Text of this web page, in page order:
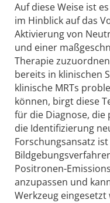
Auf diese Weise ist
im Hinblick auf das
Aktivierung von
und einer
Therapie
bereits in klinischen
klinische MRTs
können, birgt diese
für die Diagnose,
die Identifizierung
Forschungsansatz
Positronen-
anzupassen und
Werkzeug eingesetzt